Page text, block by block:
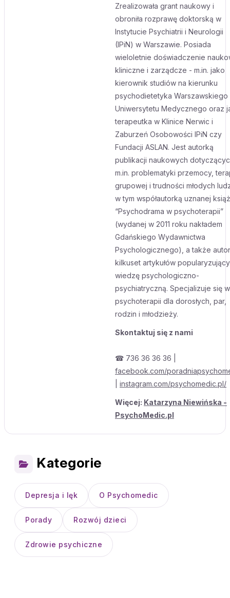
Zrealizowała grant naukowy i
obroniła rozprawę doktorską w
Instytucie Psychiatrii i Neurologii
(IPiN) w Warszawie. Posiada
wieloletnie doświadczenie
kliniczne i zarządcze - m.in. jako
kierownik studiów na kierunku
psychodietetyka Warszawskiego
Uniwersytetu Medycznego oraz
terapeutka w Klinice Nerwic i
Zaburzeń Osobowości IPiN czy
Fundacji ASLAN. Jest autorką
publikacji naukowych
m.in. problematyki przemocy,
grupowej i trudności młodych
w tym współautorką uznanej
“Psychodrama w psychoterapii”
(wydanej w 2011 roku nakładem
Gdańskiego Wydawnictwa
Psychologicznego), a także
kilkuset artykułów
wiedzę psychologiczno-
psychiatryczną. Specjalizuje się w
psychoterapii dla dorosłych, par,
rodzin i młodzieży.
Skontaktuj się z nami
☎ 736 36 36 36 |
facebook.com/
instagram.com/psychomedic.pl/
Więcej: Katarzyna Niewińska -
PsychoMedic.pl
Kategorie
Depresja i lęk O Psychomedic
Porady Rozwój dzieci
Zdrowie psychiczne